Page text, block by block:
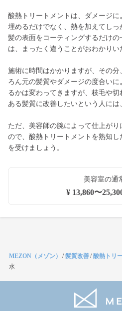
酸熱トリートメントは、ダメージ
埋めるだけでなく、熱を加えてしっ
髪の表面をコーティングするだけの
は、まったく違うことがおわかりい
施術に時間はかかりますが、その
ろん元の髪質やダメージの度合い
るかは変わってきますが、枝毛や
ある髪質に改善したいという人には
ただ、美容師の腕によって仕上が
ので、酸熱トリートメントを熟知
を受けましょう。
美容室の通
¥ 13,860〜
MEZON（メゾン） /髪質改善/酸熱トリ
水